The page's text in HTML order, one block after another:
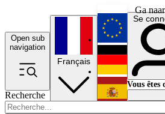
Ga
Open sub
navigation
Recherche
Français
English
Deutsch
Español
Se
Vous êtes